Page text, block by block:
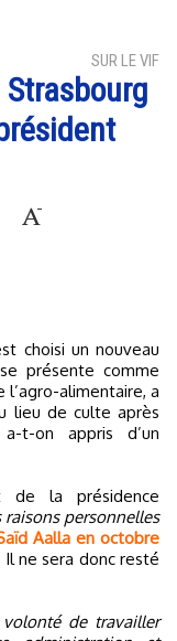
SUR LE VIF
choisi un nouveau
présente comme
alimentaire, a
lieu de culte après
t-on appris d’un
la présidence
raisons personnelles
Aalla en octobre
ne sera donc resté
volonté de travailler